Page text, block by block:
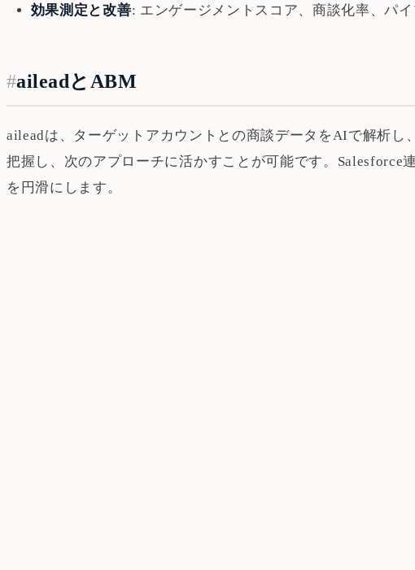
効果測定と改善: エンゲージメントスコア、商談化率、パ
#aileadとABM
aileadは、ターゲットアカウントとの商談データをAIで解析
把握し、次のアプローチに活かすことが可能です。
を円滑にします。